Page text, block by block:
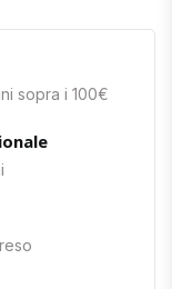
sopra i 100€